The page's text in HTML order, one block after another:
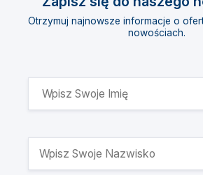
Otrzymuj najnowsze informacje o
nowościach.